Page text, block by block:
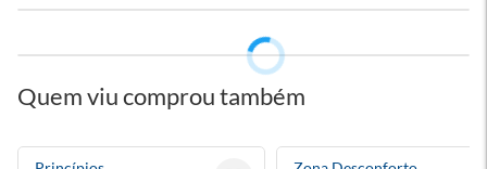
Quem viu comprou também